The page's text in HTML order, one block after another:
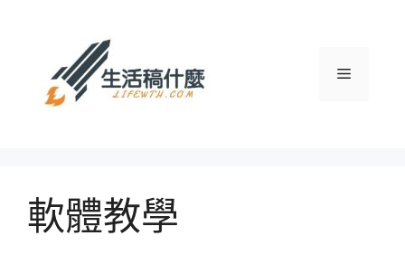
選
軟體教學